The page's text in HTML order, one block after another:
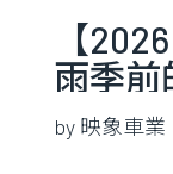
【
雨季前
打滑、
辦？
by 映象車業